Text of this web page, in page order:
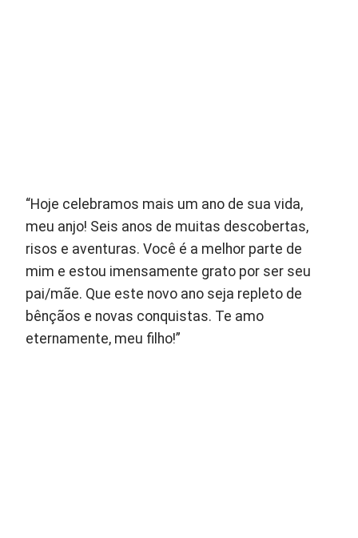
“Hoje celebramos mais um ano de sua vida,
meu anjo! Seis anos de muitas descobertas,
risos e aventuras. Você é a melhor parte de
mim e estou imensamente grato por ser seu
pai/mãe. Que este novo ano seja repleto de
bênçãos e novas conquistas. Te amo
eternamente, meu filho!”